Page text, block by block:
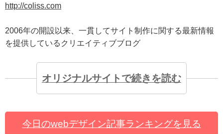
http://coliss.com
2006年の開設以来、一貫してサイト制作に関する最新情報
を提供しているクリエイティブブログ
オリジナルサイトで続きを読む
今日のwebデザイン記事ランキングを見る